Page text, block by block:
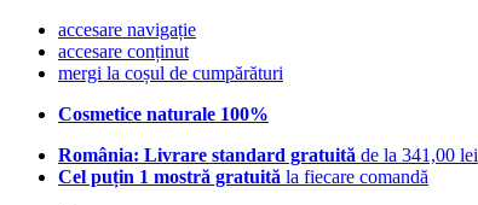
accesare navigație
accesare conținut
mergi la coșul de cumpărături
Cosmetice naturale 100%
România: Livrare standard gratuită de la 341,00 lei
Cel puțin 1 mostră gratuită la fiecare comandă